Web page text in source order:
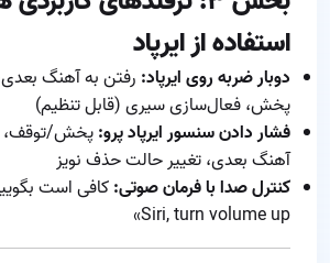
استفاده از ایرپاد
دوبار ضربه روی ایرپاد: رفتن به آهنگ
پخش، فعال‌سازی سیری (قابل تنظیم)
فشار دادن سنسور ایرپاد پرو:پخش/توقف،
آهنگ بعدی، تغییر حالت حذف نویز
کنترل صدا با فرمان صوتی:
Siri, turn volume up»